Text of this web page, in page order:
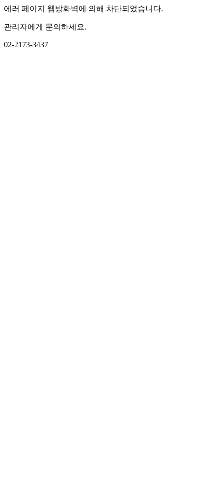
에러 페이지 웹방화벽에 의해 차단되었습니다.
관리자에게 문의하세요.
02-2173-3437